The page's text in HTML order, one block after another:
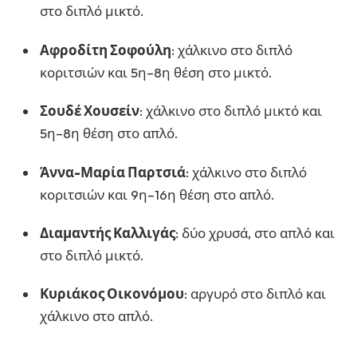
στο διπλό μικτό.
Αφροδίτη Σοφούλη: χάλκινο στο διπλό
κοριτσιών και 5η–8η θέση στο μικτό.
Σουδέ Χουσείν: χάλκινο στο διπλό μικτό και
5η–8η θέση στο απλό.
Άννα-Μαρία Παρτσιά: χάλκινο στο διπλό
κοριτσιών και 9η–16η θέση στο απλό.
Διαμαντής Καλλιγάς: δύο χρυσά, στο απλό και
στο διπλό μικτό.
Κυριάκος Οικονόμου: αργυρό στο διπλό και
χάλκινο στο απλό.